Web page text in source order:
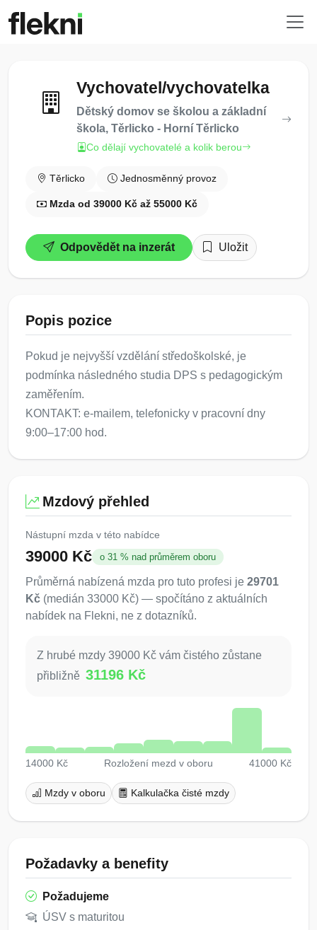
Vychovatel/vychovatelka
Dětský domov se školou a základní
škola, Těrlicko - Horní Těrlicko
Co dělají vychovatelé a kolik berou
Těrlicko Jednosměnný provoz
Mzda od 39000 Kč až 55000 Kč
Odpovědět na inzerát Uložit
Popis pozice
Pokud je nejvyšší vzdělání středoškolské, je
podmínka následného studia DPS s pedagogickým
zaměřením.
KONTAKT: e-mailem, telefonicky v pracovní dny
9:00–17:00 hod.
Mzdový přehled
Nástupní mzda v této nabídce
39000 Kč o 31 % nad průměrem oboru
Průměrná nabízená mzda pro tuto profesi je 29701
Kč (medián 33000 Kč) — spočítáno z aktuálních
nabídek na Flekni, ne z dotazníků.
Z hrubé mzdy 39000 Kč vám čistého zůstane
přibližně 31196 Kč
14000 Kč Rozložení mezd v oboru 41000 Kč
Mzdy v oboru Kalkulačka čisté mzdy
Požadavky a benefity
Požadujeme
ÚSV s maturitou